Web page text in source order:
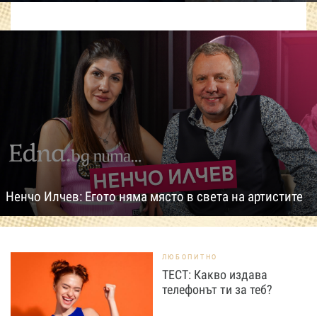
Ненчо Илчев: Егото няма място в света на артистите
ЛЮБОПИТНО
ТЕСТ: Какво издава
телефонът ти за теб?